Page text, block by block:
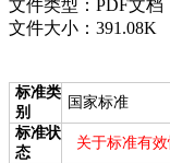
文件类型：PDF文档
文件大小：391.08K
标准类
别
国家标准
标准状
态
关于标准有